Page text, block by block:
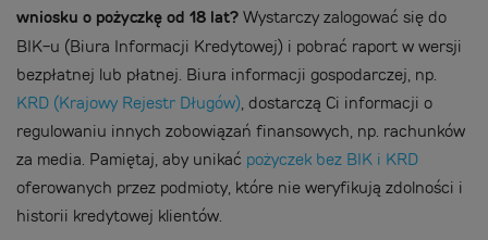
wniosku o pożyczkę od 18 lat? Wystarczy zalogować się do
BIK-u (Biura Informacji Kredytowej) i pobrać raport w wersji
bezpłatnej lub płatnej. Biura informacji gospodarczej, np.
KRD (Krajowy Rejestr Długów), dostarczą Ci informacji o
regulowaniu innych zobowiązań finansowych, np. rachunków
za media. Pamiętaj, aby unikać pożyczek bez BIK i KRD
oferowanych przez podmioty, które nie weryfikują zdolności i
historii kredytowej klientów.